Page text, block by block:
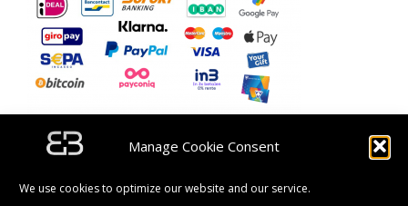
Manage Cookie Consent
We use cookies to optimize our website and our service.
SUSCRÍBETE Y OBTÉN UN CÓDIGO DE DESCUENTO
DE 5 €.